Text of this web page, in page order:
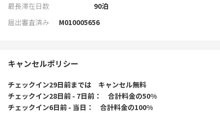
最長滞在日数
90泊
届出審査済み
M010005656
キャンセルポリシー
チェックイン29日前までは
キャンセル無料
チェックイン28日前 - 7日前
合計料金の50%
チェックイン6日前 - 当日
合計料金の100%